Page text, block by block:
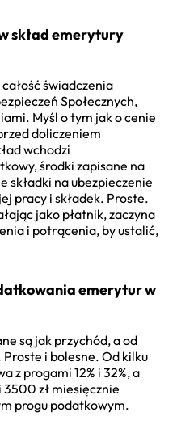
skład emerytury
świadczenia
Społecznych,
Myśl o tym jak o cenie
doliczeniem
wchodzi
środki zapisane na
składki na ubezpieczenie
pracy i składek. Proste.
jako płatnik, zaczyna
i potrącenia, by ustalić,
emerytur w
są jak przychód, a od
i bolesne. Od kilku
z progami 12% i 32%, a
zł miesięcznie
progu podatkowym.